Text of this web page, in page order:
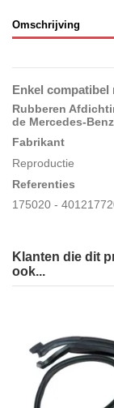
Omschrijving
Enkel compatibel
Rubberen
de Mercedes-
Fabrikant
Reproductie
Referenties
175020 -
Klanten die dit
ook...